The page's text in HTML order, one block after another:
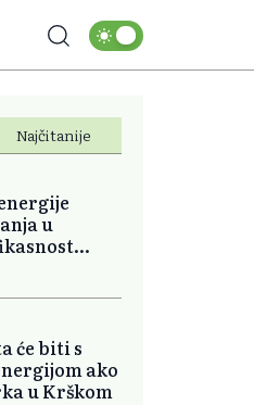
Najčitanije
u
će biti s
ako
u Krškom